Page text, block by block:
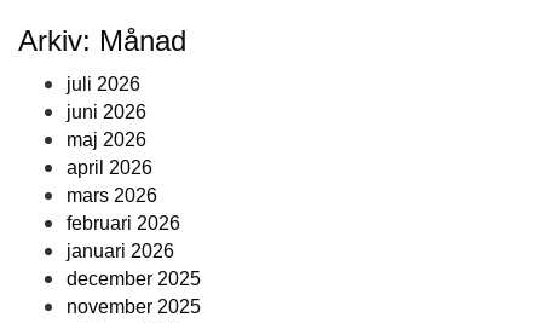
Arkiv: Månad
juli 2026
juni 2026
maj 2026
april 2026
mars 2026
februari 2026
januari 2026
december 2025
november 2025